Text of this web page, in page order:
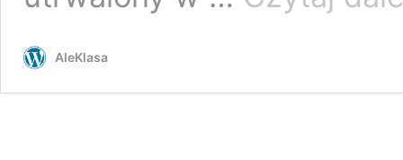
AleKlasa